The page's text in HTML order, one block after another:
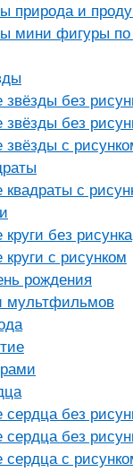
природа и
мини фигуры по
звёзды без
без
звёзды с
квадраты с
без рисунка
с рисунком
рождения
мультфильмов
сердца без
без
сердца с